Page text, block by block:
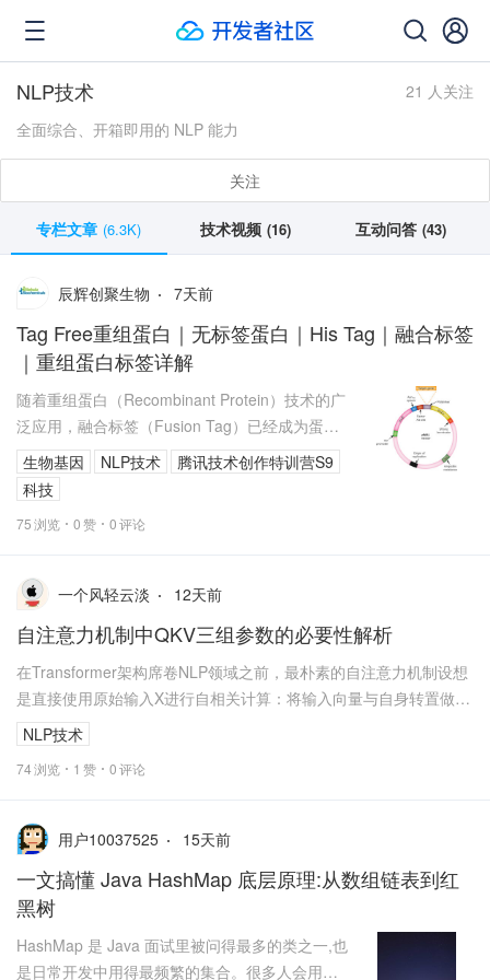
21 人关注
NLP技术
全面综合、开箱即用的 NLP 能力
关注
专栏文章 (6.3K) 技术视频 (16) 互动问答 (43)
辰辉创聚生物 7天前
Tag Free重组蛋白｜无标签蛋白｜His Tag｜融合标签
｜重组蛋白标签详解
随着重组蛋白（Recombinant Protein）技术的广
泛应用，融合标签（Fusion Tag）已经成为蛋白
表达和研究中的常用工具。His Tag、Fc ...
生物基因 NLP技术
腾讯技术创作特训营S9
科技
75浏览 0赞 0评论
一个风轻云淡 12天前
自注意力机制中QKV三组参数的必要性解析
在Transformer架构席卷NLP领域之前，最朴素的自注意力机制设想
是直接使用原始输入X进行自相关计算：将输入向量与自身转置做点
积，通过softmax归一化...
NLP技术
74浏览 1 赞 0评论
用户10037525 15天前
一文搞懂 Java HashMap 底层原理:从数组链表到红
黑树
HashMap 是 Java 面试里被问得最多的类之一,也
是日常开发中用得最频繁的集合。很多人会用